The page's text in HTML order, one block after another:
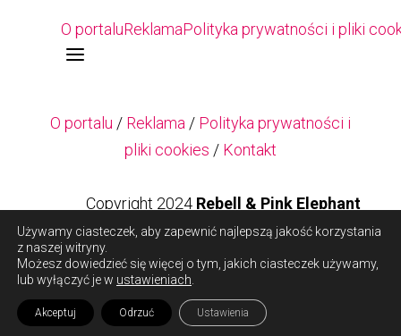
O portaluReklamaPolityka prywatności i pliki
a
O portalu / Reklama / Polityka prywatności i
pliki cookies / Kontakt
Copyright 2024 Rebell & Pink Elephant
Copyright 2024Rebell & Pink Elephant
Używamy ciasteczek, aby zapewnić najlepszą jakość korzystania
z naszej witryny.
Możesz dowiedzieć się więcej o tym, jakich ciasteczek używamy,
lub wyłączyć je w ustawieniach
Akceptuj Odrzuć Ustawienia